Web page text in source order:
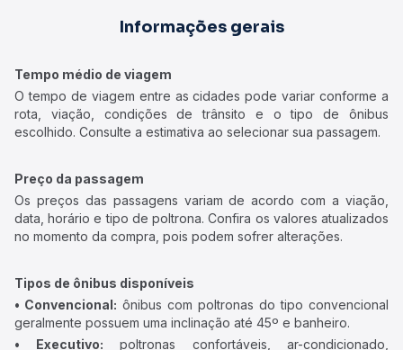
Informações gerais
Tempo médio de viagem
O tempo de viagem entre as cidades pode variar conforme a
rota, viação, condições de trânsito e o tipo de ônibus
escolhido. Consulte a estimativa ao selecionar sua passagem.
Preço da passagem
Os preços das passagens variam de acordo com a viação,
data, horário e tipo de poltrona. Confira os valores atualizados
no momento da compra, pois podem sofrer alterações.
Tipos de ônibus disponíveis
• Convencional: ônibus com poltronas do tipo convencional
geralmente possuem uma inclinação até 45º e banheiro.
• Executivo: poltronas confortáveis, ar-condicionado,